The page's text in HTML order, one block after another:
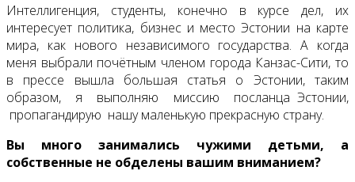
Интеллигенция, студенты, конечно в курсе дел, их
интересует политика, бизнес и место Эстонии на карте
мира, как нового независимого государства. А когда
меня выбрали почётным членом города Канзас-Сити, то
в прессе вышла большая статья о Эстонии, таким
образом, я выполняю миссию посланца Эстонии,
пропагандирую нашу маленькую прекрасную страну.
Вы много занимались чужими детьми, а
собственные не обделены вашим вниманием?